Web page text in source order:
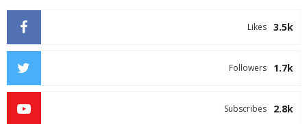
3.5k
Likes
1.7k
Followers
2.8k
Subscribes